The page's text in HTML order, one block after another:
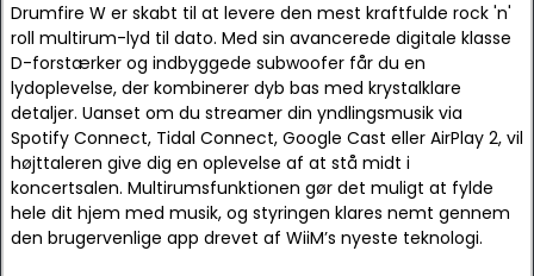
Drumfire W er skabt til at levere den mest kraftfulde rock 'n'
roll multirum-lyd til dato. Med sin avancerede digitale klasse
D-forstærker og indbyggede subwoofer får du en
lydoplevelse, der kombinerer dyb bas med krystalklare
detaljer. Uanset om du streamer din yndlingsmusik via
Spotify Connect, Tidal Connect, Google Cast eller AirPlay 2, vil
højttaleren give dig en oplevelse af at stå midt i
koncertsalen. Multirumsfunktionen gør det muligt at fylde
hele dit hjem med musik, og styringen klares nemt gennem
den brugervenlige app drevet af WiiM’s nyeste teknologi.